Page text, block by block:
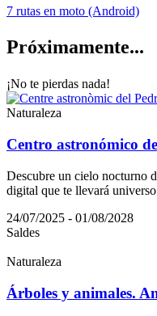
7 rutas en moto (Android)
Próximamente...
¡No te pierdas nada!
Naturaleza
Centro astronómico
Descubre un cielo nocturno
digital que te llevará
24/07/2025 - 01/08/2028
Saldes
Naturaleza
Árboles y animales.